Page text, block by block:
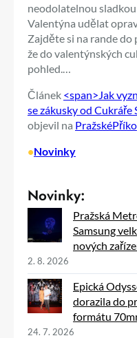
neodolatelnou
Valentýna udělat
Zajděte si na rande do
že do valentýnských
pohled.…
Článek <span>Jak
se zákusky od Cukráře
objevil na
•Novinky
Novinky:
Pražská
Samsung
nových
2. 8. 2026
Epická
dorazila do
formátu
24. 7. 2026